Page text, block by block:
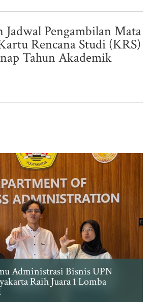
Jadwal Pengambilan Mata
Rencana Studi (KRS)
Tahun Akademik
Administrasi Bisnis UPN
Raih Juara 1 Lomba